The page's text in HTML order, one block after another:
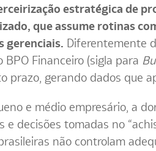
estratégica de
que assume rotinas
gerenciais. Diferentemente
Financeiro (sigla para
prazo, gerando dados que
e médio empresário, a
e decisões tomadas no
não controlam